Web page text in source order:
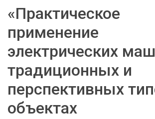
«Практическое
применение
электрических
традиционных и
перспективных
объектах